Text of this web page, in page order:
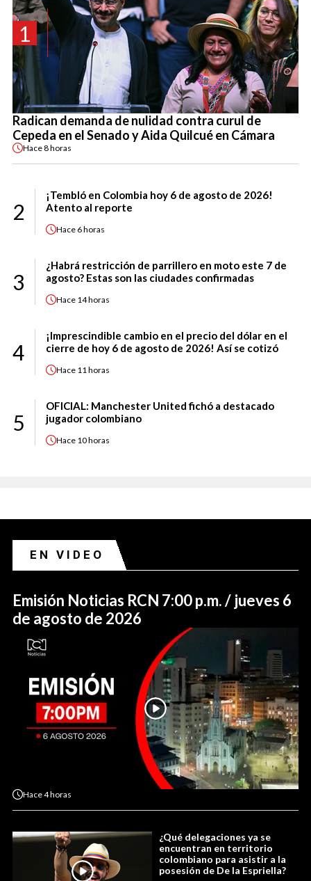
1
Radican demanda de nulidad contra curul de
Cepeda en el Senado y Aida Quilcué en Cámara
Hace8 horas
2
¡Tembló en Colombia hoy 6 de agosto de 2026!
Atento al reporte
Hace 6 horas
3
¿Habrá restricción de parrillero en moto este 7 de
agosto? Estas son las ciudades confirmadas
Hace 14 horas
4
¡Imprescindible cambio en el precio del dólar en el
cierre de hoy 6 de agosto de 2026! Así se cotizó
Hace 11 horas
5
OFICIAL: Manchester United fichó a destacado
jugador colombiano
Hace 10 horas
EN VIDEO
Emisión Noticias RCN 7:00 p.m. / jueves 6
de agosto de 2026
Hace4 horas
¿Qué delegaciones ya se
encuentran en territorio
colombiano para asistir a la
posesión de De la Espriella?